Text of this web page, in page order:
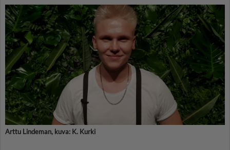
Arttu Lindeman, kuva: K. Kurki